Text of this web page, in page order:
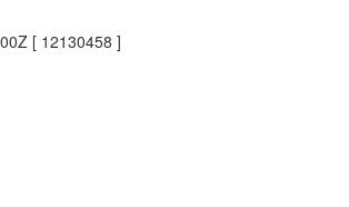
[ 12130458 ]